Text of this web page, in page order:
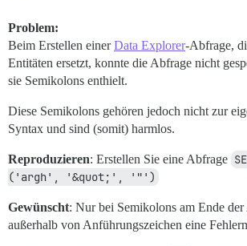
Problem:
Beim Erstellen einerData Explorer-Abfrage,
Entitäten ersetzt, konnte die Abfrage nicht
sie Semikolons enthielt.
Diese Semikolons gehören jedoch nicht zur
Syntax und sind (somit) harmlos.
Reproduzieren: Erstellen Sie eine Abfrage
('argh', '&quot;', '"')
Gewünscht: Nur bei Semikolons am Ende
außerhalb von Anführungszeichen eine